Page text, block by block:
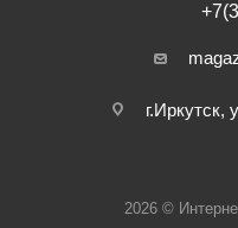
г.Иркутск,
2026 ©